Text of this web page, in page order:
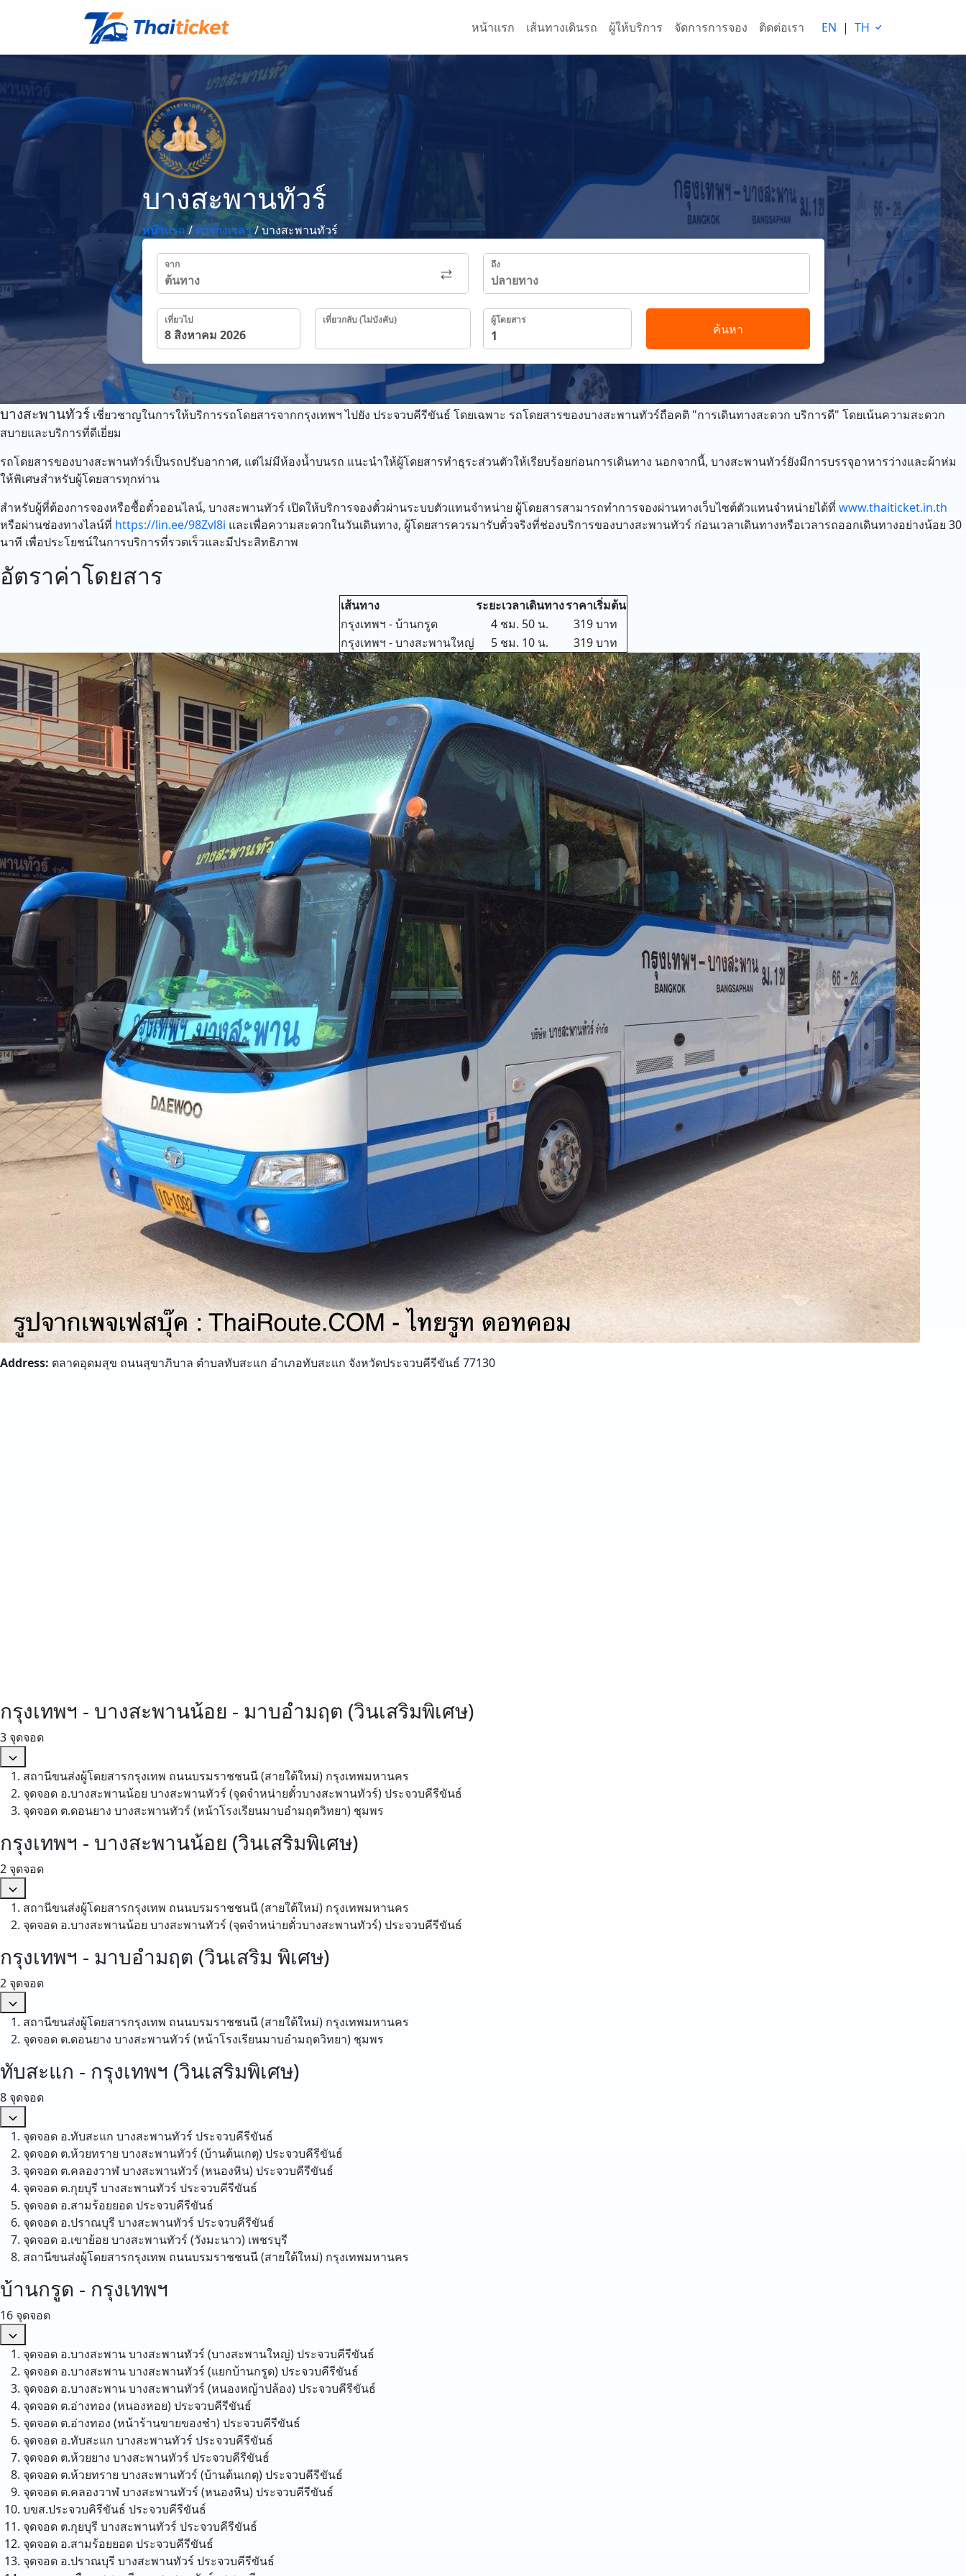
หน้าแรก เส้นทางเดินรถ ผู้ให้บริการ จัดการการจอง ติดต่อเรา EN | TH
บางสะพานทัวร์
หน้าแรก / ตารางเวลา/บางสะพานทัวร์
จาก ถึง
เที่ยวไป เที่ยวกลับ (ไม่บังคับ) ผู้โดยสาร
ค้นหา
บางสะพานทัวร์ เชี่ยวชาญในการให้บริการรถโดยสารจากกรุงเทพฯ ไปยัง ประจวบคีรีขันธ์ โดยเฉพาะ รถโดยสารของบางสะพานทัวร์ถือคติ "การเดินทางสะดวก บริการดี" โดยเน้นความสะดวก
สบายและบริการที่ดีเยี่ยม
รถโดยสารของบางสะพานทัวร์เป็นรถปรับอากาศ, แต่ไม่มีห้องน้ำบนรถ แนะนำให้ผู้โดยสารทำธุระส่วนตัวให้เรียบร้อยก่อนการเดินทาง นอกจากนี้, บางสะพานทัวร์ยังมีการบรรจุอาหารว่างและผ้าห่ม
ให้พิเศษสำหรับผู้โดยสารทุกท่าน
สำหรับผู้ที่ต้องการจองหรือซื้อตั๋วออนไลน์, บางสะพานทัวร์ เปิดให้บริการจองตั๋วผ่านระบบตัวแทนจำหน่าย ผู้โดยสารสามารถทำการจองผ่านทางเว็บไซต์ตัวแทนจำหน่ายได้ที่ www.thaiticket.in.th
หรือผ่านช่องทางไลน์ที่ https://lin.ee/98Zvl8i และเพื่อความสะดวกในวันเดินทาง, ผู้โดยสารควรมารับตั๋วจริงที่ช่องบริการของบางสะพานทัวร์ ก่อนเวลาเดินทางหรือเวลารถออกเดินทางอย่างน้อย 30
นาที เพื่อประโยชน์ในการบริการที่รวดเร็วและมีประสิทธิภาพ
อัตราค่าโดยสาร
เส้นทาง ระยะเวลาเดินทางราคาเริ่มต้น
กรุงเทพฯ - บ้านกรูด
4 ชม. 50 น.
319 บาท
กรุงเทพฯ - บางสะพานใหญ่
5 ชม. 10 น. 319 บาท
Address: ตลาดอุดมสุข ถนนสุขาภิบาล ตำบลทับสะแก อำเภอทับสะแก จังหวัดประจวบคีรีขันธ์ 77130
กรุงเทพฯ - บางสะพานน้อย - มาบอำมฤต (วินเสริมพิเศษ)
3 จุดจอด
สถานีขนส่งผู้โดยสารกรุงเทพ ถนนบรมราชชนนี (สายใต้ใหม่) กรุงเทพมหานคร
จุดจอด อ.บางสะพานน้อย บางสะพานทัวร์ (จุดจำหน่ายตั๋วบางสะพานทัวร์)ประจวบคีรีขันธ์
จุดจอด ต.ดอนยาง บางสะพานทัวร์ (หน้าโรงเรียนมาบอํามฤตวิทยา) ชุมพร
กรุงเทพฯ - บางสะพานน้อย (วินเสริมพิเศษ)
2 จุดจอด
สถานีขนส่งผู้โดยสารกรุงเทพ ถนนบรมราชชนนี (สายใต้ใหม่) กรุงเทพมหานคร
จุดจอด อ.บางสะพานน้อย บางสะพานทัวร์ (จุดจำหน่ายตั๋วบางสะพานทัวร์)ประจวบคีรีขันธ์
กรุงเทพฯ - มาบอำมฤต (วินเสริม พิเศษ)
2 จุดจอด
สถานีขนส่งผู้โดยสารกรุงเทพ ถนนบรมราชชนนี (สายใต้ใหม่) กรุงเทพมหานคร
จุดจอด ต.ดอนยาง บางสะพานทัวร์ (หน้าโรงเรียนมาบอํามฤตวิทยา) ชุมพร
ทับสะแก - กรุงเทพฯ (วินเสริมพิเศษ)
8 จุดจอด
จุดจอด อ.ทับสะแก บางสะพานทัวร์ ประจวบคีรีขันธ์
จุดจอด ต.ห้วยทราย บางสะพานทัวร์ (บ้านต้นเกตุ)ประจวบคีรีขันธ์
จุดจอด ต.คลองวาฬ บางสะพานทัวร์ (หนองหิน)ประจวบคีรีขันธ์
จุดจอด ต.กุยบุรี บางสะพานทัวร์ ประจวบคีรีขันธ์
จุดจอด อ.สามร้อยยอดประจวบคีรีขันธ์
จุดจอด อ.ปราณบุรี บางสะพานทัวร์ ประจวบคีรีขันธ์
จุดจอด อ.เขาย้อย บางสะพานทัวร์ (วังมะนาว) เพชรบุรี
สถานีขนส่งผู้โดยสารกรุงเทพ ถนนบรมราชชนนี (สายใต้ใหม่) กรุงเทพมหานคร
บ้านกรูด - กรุงเทพฯ
16 จุดจอด
จุดจอด อ.บางสะพาน บางสะพานทัวร์ (บางสะพานใหญ่)ประจวบคีรีขันธ์
จุดจอด อ.บางสะพาน บางสะพานทัวร์ (แยกบ้านกรูด)ประจวบคีรีขันธ์
จุดจอด อ.บางสะพาน บางสะพานทัวร์ (หนองหญ้าปล้อง)ประจวบคีรีขันธ์
จุดจอด ต.อ่างทอง (หนองหอย)ประจวบคีรีขันธ์
จุดจอด ต.อ่างทอง (หน้าร้านขายของชำ)ประจวบคีรีขันธ์
จุดจอด อ.ทับสะแก บางสะพานทัวร์ ประจวบคีรีขันธ์
จุดจอด ต.ห้วยยาง บางสะพานทัวร์ ประจวบคีรีขันธ์
จุดจอด ต.ห้วยทราย บางสะพานทัวร์ (บ้านต้นเกตุ)ประจวบคีรีขันธ์
จุดจอด ต.คลองวาฬ บางสะพานทัวร์ (หนองหิน)ประจวบคีรีขันธ์
บขส.ประจวบคิรีขันธ์ ประจวบคีรีขันธ์
จุดจอด ต.กุยบุรี บางสะพานทัวร์ ประจวบคีรีขันธ์
จุดจอด อ.สามร้อยยอดประจวบคีรีขันธ์
จุดจอด อ.ปราณบุรี บางสะพานทัวร์ ประจวบคีรีขันธ์